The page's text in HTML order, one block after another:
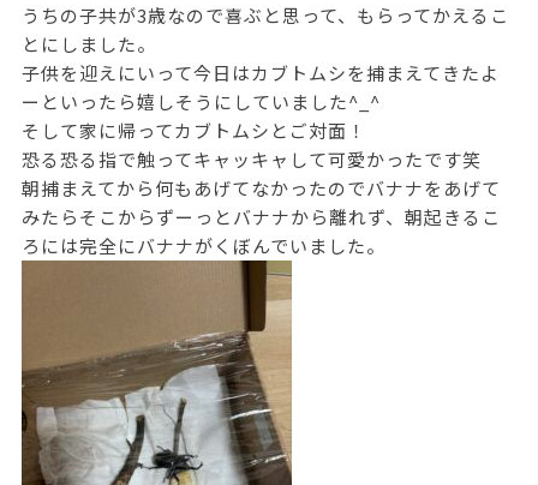
うちの子共が3歳なので喜ぶと思って、もらってかえるこ
とにしました。
子供を迎えにいって今日はカブトムシを捕まえてきたよ
ーといったら嬉しそうにしていました^_^
そして家に帰ってカブトムシとご対面！
恐る恐る指で触ってキャッキャして可愛かったです笑
朝捕まえてから何もあげてなかったのでバナナをあげて
みたらそこからずーっとバナナから離れず、朝起きるこ
ろには完全にバナナがくぼんでいました。